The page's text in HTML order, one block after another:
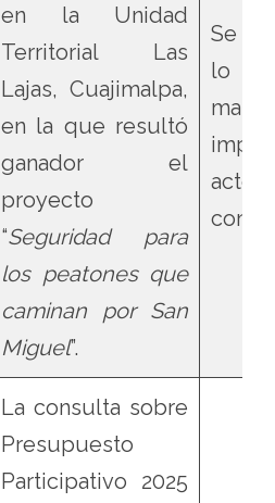
en la Unidad
Territorial Las
Lajas, Cuajimalpa,
en la que resultó
ganador el
proyecto
“Seguridad para
los peatones que
caminan por San
Miguel”.
Se
lo
acto
La consulta sobre
Presupuesto
Participativo 2025